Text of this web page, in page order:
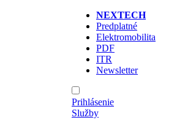
NEXTECH
Predplatné
Elektromobilita
PDF
ITR
Newsletter
Prihlásenie
Služby